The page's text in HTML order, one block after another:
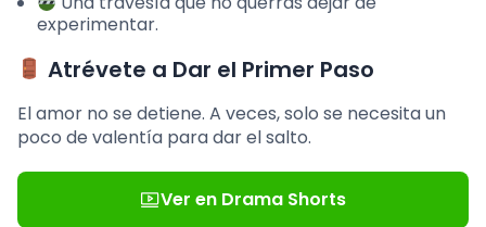
experimentar.
Atrévete a Dar el Primer Paso
El amor no se detiene. A veces, solo se necesita un
poco de valentía para dar el salto.
Ver en Drama Shorts